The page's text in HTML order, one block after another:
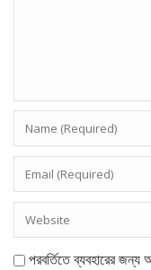
পরবর্তিতে ব্যবহারের জন্য